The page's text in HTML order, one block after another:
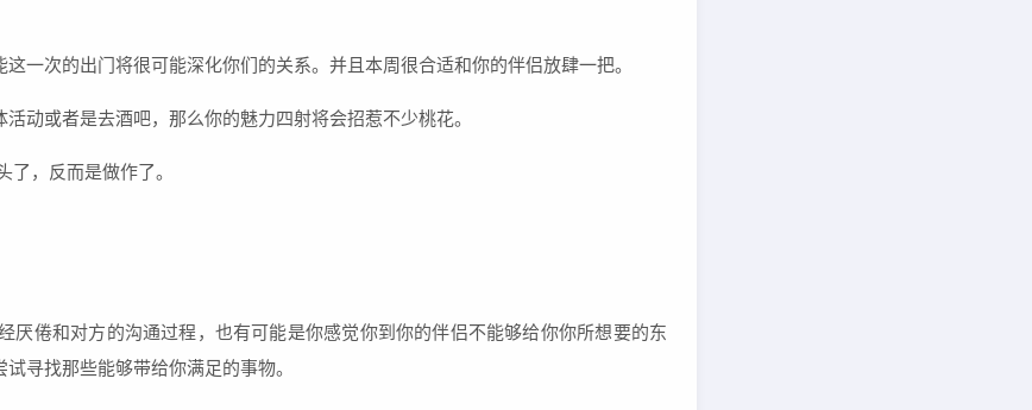
一次的出门将很可能深化你们的关系。并且本周很合适和你的伴侣放肆一把。
动或者是去酒吧，那么你的魅力四射将会招惹不少桃花。
，反而是做作了。
倦和对方的沟通过程，也有可能是你感觉你到你的伴侣不能够给你你所想要的东
寻找那些能够带给你满足的事物。